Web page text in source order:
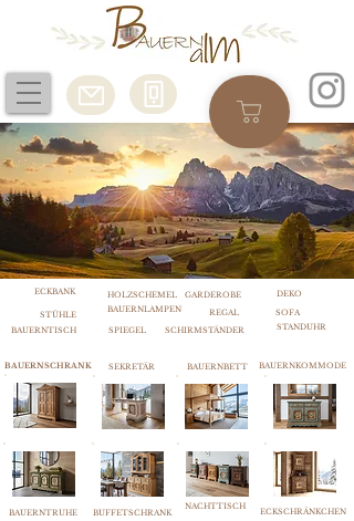
BAUERNTISCH SPIEGEL SCHIRMSTÄNDER
BAUERNSCHRANK SEKRETÄR
BAUERNTRUHE BUFFETSCHRANK
BAUERNBETT
NACHTTISCH
STANDUHR
BAUERNKOMMODE
ECKSCHRÄNKCHEN
BAUERNLAMPEN REGAL SOFA
ECKBANK
STÜHLE
HOLZSCHEMEL GARDEROBE DEKO